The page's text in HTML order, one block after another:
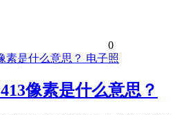
0
电子照
像素是什么意思？